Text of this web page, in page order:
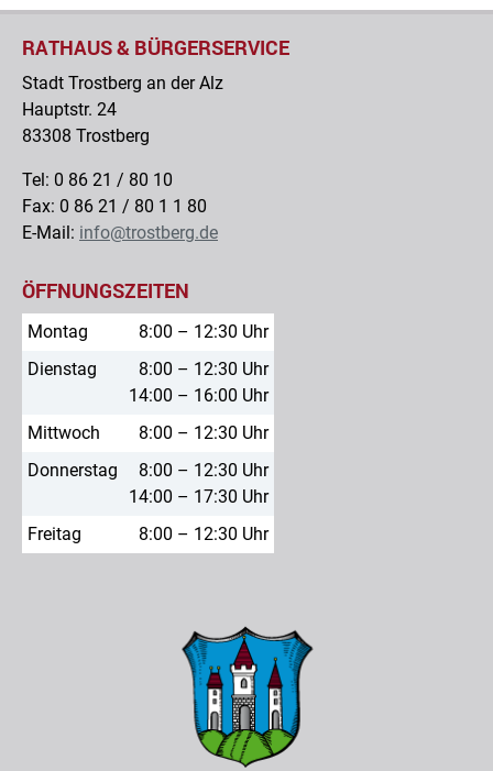
RATHAUS & BÜRGERSERVICE
Stadt Trostberg an der Alz
Hauptstr. 24
83308 Trostberg
Tel: 0 86 21 / 80 10
Fax: 0 86 21 / 80 1 1 80
E-Mail: info@trostberg.de
ÖFFNUNGSZEITEN
Montag
8:00 – 12:30 Uhr
Dienstag
8:00 – 12:30 Uhr
14:00 – 16:00 Uhr
Mittwoch
8:00 – 12:30 Uhr
Donnerstag
8:00 – 12:30 Uhr
14:00 – 17:30 Uhr
Freitag
8:00 – 12:30 Uhr